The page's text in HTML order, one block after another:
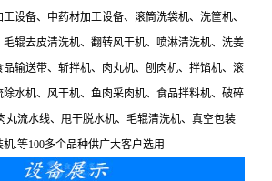
设备、中药材加工设备、滚筒洗袋机、洗筐机、
辊去皮清洗机、翻转风干机、喷淋清洗机、洗姜
输送带、斩拌机、肉丸机、刨肉机、拌馅机、滚
水机、风干机、鱼肉采肉机、食品拌料机、破碎
丸流水线、甩干脱水机、毛辊清洗机、真空包装
.等100多个品种供广大客户选用